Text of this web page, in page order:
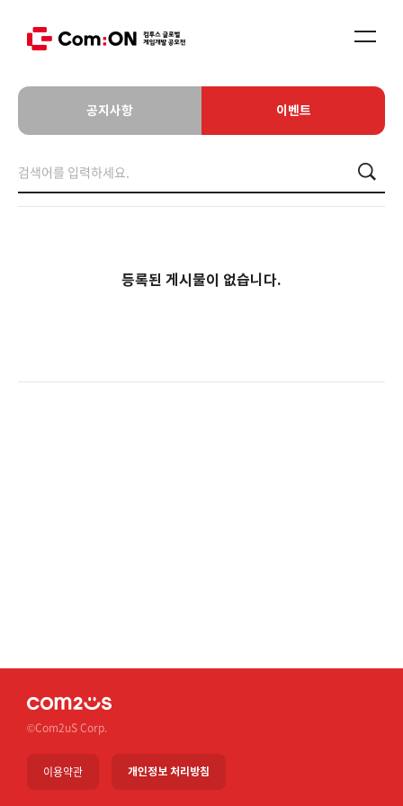
공지사항 이벤트
등록된 게시물이 없습니다.
©Com2uS Corp.
이용약관 개인정보 처리방침